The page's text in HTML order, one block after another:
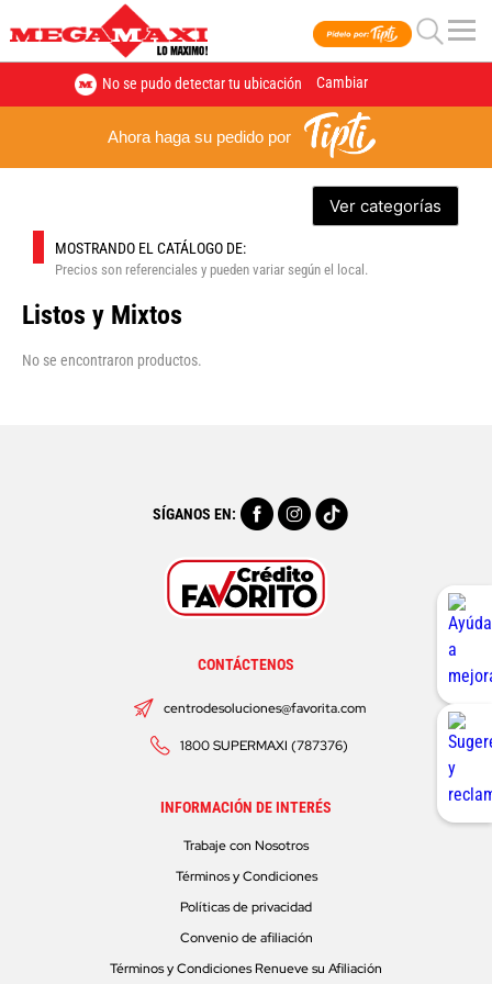
No se pudo detectar tu ubicación Cambiar
Ahora haga su pedido por
Ver categorías
MOSTRANDO EL CATÁLOGO DE:
Precios son referenciales y pueden variar según el local.
Listos y Mixtos
No se encontraron productos.
SÍGANOS EN:
CONTÁCTENOS
centrodesoluciones@favorita.com
1800 SUPERMAXI (787376)
INFORMACIÓN DE INTERÉS
Trabaje con Nosotros
Términos y Condiciones
Políticas de privacidad
Convenio de afiliación
Términos y Condiciones Renueve su Afiliación